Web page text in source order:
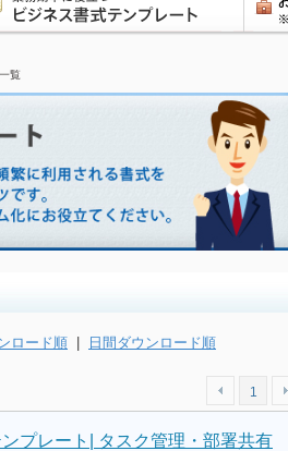
覧
ロード順 | 日間ダウンロード順
1
プレート| タスク管理・部署共有